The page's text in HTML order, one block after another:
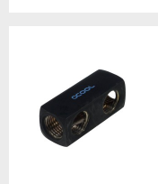
Couleur
Noir/Nickel